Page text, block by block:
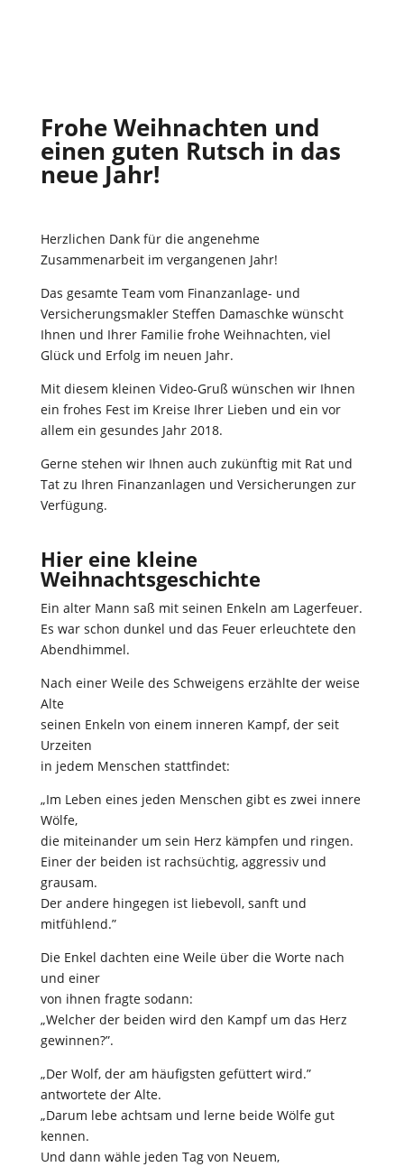
Frohe Weihnachten und
einen guten Rutsch in das
neue Jahr!
Herzlichen Dank für die angenehme
Zusammenarbeit im vergangenen Jahr!
Das gesamte Team vom Finanzanlage- und
Versicherungsmakler Steffen Damaschke wünscht
Ihnen und Ihrer Familie frohe Weihnachten, viel
Glück und Erfolg im neuen Jahr.
Mit diesem kleinen Video-Gruß wünschen wir Ihnen
ein frohes Fest im Kreise Ihrer Lieben und ein vor
allem ein gesundes Jahr 2018.
Gerne stehen wir Ihnen auch zukünftig mit Rat und
Tat zu Ihren Finanzanlagen und Versicherungen zur
Verfügung.
Hier eine kleine
Weihnachtsgeschichte
Ein alter Mann saß mit seinen Enkeln am Lagerfeuer.
Es war schon dunkel und das Feuer erleuchtete den
Abendhimmel.
Nach einer Weile des Schweigens erzählte der weise
Alte
seinen Enkeln von einem inneren Kampf, der seit
Urzeiten
in jedem Menschen stattfindet:
„Im Leben eines jeden Menschen gibt es zwei innere
Wölfe,
die miteinander um sein Herz kämpfen und ringen.
Einer der beiden ist rachsüchtig, aggressiv und
grausam.
Der andere hingegen ist liebevoll, sanft und
mitfühlend.”
Die Enkel dachten eine Weile über die Worte nach
und einer
von ihnen fragte sodann:
„Welcher der beiden wird den Kampf um das Herz
gewinnen?”.
„Der Wolf, der am häufigsten gefüttert wird.”
antwortete der Alte.
„Darum lebe achtsam und lerne beide Wölfe gut
kennen.
Und dann wähle jeden Tag von Neuem,